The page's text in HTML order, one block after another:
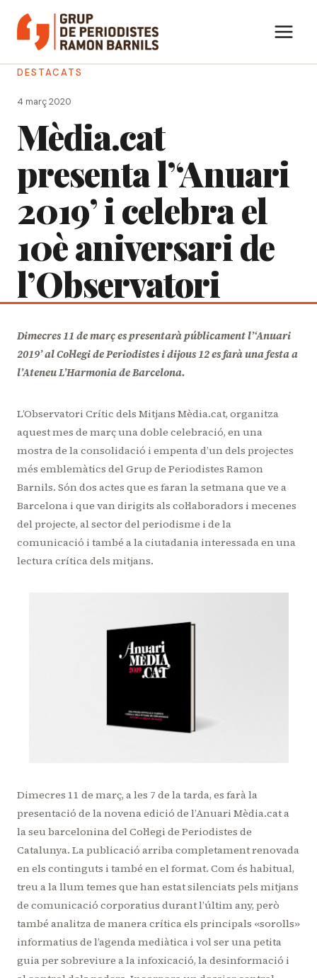
contingut
DESTACATS
4 març 2020
Mèdia.cat
presenta l’‘Anuari
2019’ i celebra el
10è aniversari de
l’Observatori
Dimecres 11 de març es presentarà públicament l’‘Anuari
2019’ al Col·legi de Periodistes i dijous 12 es farà una festa a
l’Ateneu L’Harmonia de Barcelona.
L’Observatori Crític dels Mitjans Mèdia.cat, organitza
aquest mes de març una doble celebració, en una
mostra de la consolidació i empenta d’un dels projectes
més emblemàtics del Grup de Periodistes Ramon
Barnils. Són dos actes que es faran la setmana que ve a
Barcelona i que van dirigits als col·laboradors i mecenes
del projecte, al sector del periodisme i de la
comunicació i també a la ciutadania interessada en una
lectura crítica dels mitjans.
Dimecres 11 de març, a les 7 de la tarda, es farà la
presentació de la novena edició de l’Anuari Mèdia.cat a
la seu barcelonina del Col·legi de Periodistes de
Catalunya. La publicació arriba completament renovada
en els continguts i també en el format. Com és habitual,
treu a la llum temes que han estat silenciats pels mitjans
de comunicació corporatius durant l’últim any, però
també analitza de manera crítica els principals «sorolls»
informatius de l’agenda mediàtica i vol ser una petita
guia per sobreviure a la infoxicació, la desinformació i